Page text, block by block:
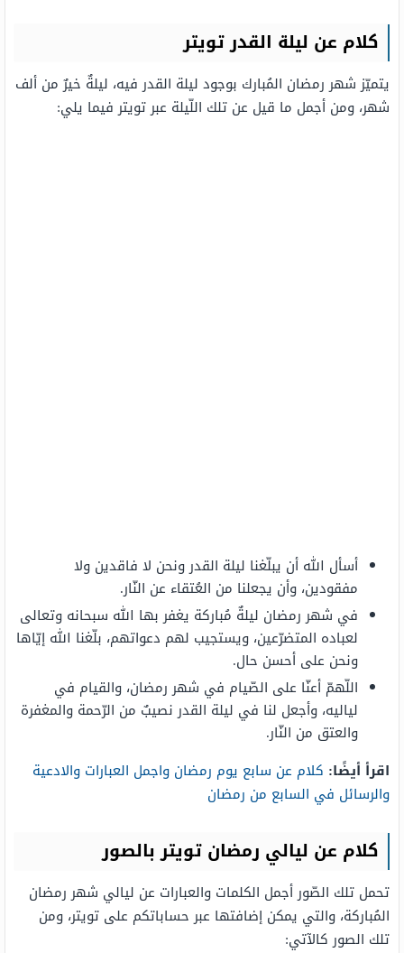
كلام عن ليلة القدر تويتر
يتميّز شهر رمضان المُبارك بوجود ليلة القدر فيه، ليلةٌ خيرٌ من ألف
شهر، ومن أجمل ما قيل عن تلك اللّيلة عبر تويتر فيما يلي:
أسأل الله أن يبلّغنا ليلة القدر ونحن لا فاقدين ولا
مفقودين، وأن يجعلنا من العُتقاء عن النّار.
في شهر رمضان ليلةٌ مُباركة يغفر بها الله سبحانه وتعالى
لعباده المتضرّعين، ويستجيب لهم دعواتهم، بلّغنا الله إيّاها
ونحن على أحسن حال.
اللّهمّ أعنّا على الصّيام في شهر رمضان، والقيام في
لياليه، وأجعل لنا في ليلة القدر نصيبٌ من الرّحمة والمغفرة
والعتق من النّار.
اقرأ أيضًا: كلام عن سابع يوم رمضان واجمل العبارات والادعية
والرسائل في السابع من رمضان
كلام عن ليالي رمضان تويتر بالصور
تحمل تلك الصّور أجمل الكلمات والعبارات عن ليالي شهر رمضان
المُباركة، والتي يمكن إضافتها عبر حساباتكم على تويتر، ومن
تلك الصور كالآتي: